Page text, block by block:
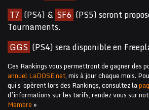
T7 (PS4) & SF6 (PS5) seront
Tournaments.
GGS (PS4) sera disponible en
Ces Rankings vous permettront de gagner des
annuel LaDOSE.net, mis à jour chaque mois.
qui s’opèrent lors des Rankings, consultez la
d’informations sur les tarifs, rendez vous sur
Membre »